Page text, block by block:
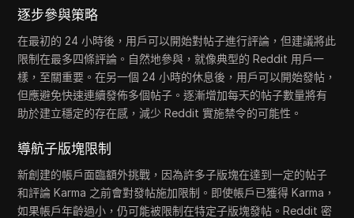
逐步參與策略
在最初的 24 小時後，用戶可以開始對帖子進行評論，但建議將此
限制在最多四條評論。自然地參與，就像典型的 Reddit 用戶一
樣，至關重要。在另一個 24 小時的休息後，用戶可以開始發帖，
但應避免快速連續發佈多個帖子。逐漸增加每天的帖子數量將有
助於建立穩定的存在感，減少 Reddit 實施禁令的可能性。
導航子版塊限制
新創建的帳戶面臨額外挑戰，因為許多子版塊在達到一定的帖子
和評論 Karma 之前會對發帖施加限制。即使帳戶已獲得 Karma，
如果帳戶年齡過小，仍可能被限制在特定子版塊發帖。Reddit 密